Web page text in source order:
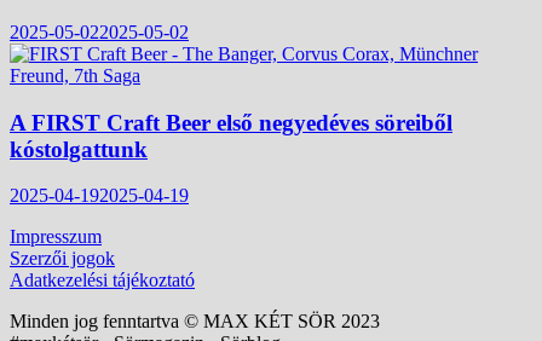
2025-05-022025-05-02
A FIRST Craft Beer első negyedéves söreiből
kóstolgattunk
2025-04-192025-04-19
Impresszum
Szerzői jogok
Adatkezelési tájékoztató
Minden jog fenntartva © MAX KÉT SÖR 2023